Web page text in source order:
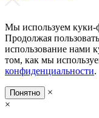
Мы используем куки-
Продолжая
использование нами
том, как мы
конфиденциальности.
Понятно
×
×